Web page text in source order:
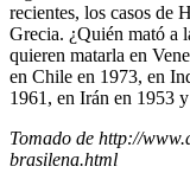
recientes, los casos de
Grecia. ¿Quién mató a
quieren matarla en
en Chile en 1973, en
1961, en Irán en 1953
Tomado de http://
brasilena.html